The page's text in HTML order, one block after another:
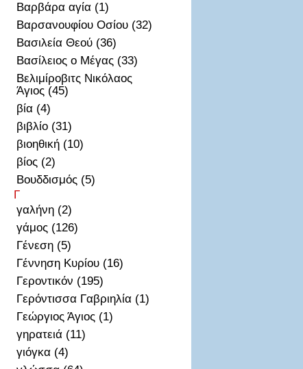
Βαρβάρα αγία (1)
Βαρσανουφίου Οσίου (32)
Βασιλεία Θεού (36)
Βασίλειος ο Μέγας (33)
Βελιμίροβιτς Νικόλαος
Άγιος (45)
βία (4)
βιβλίο (31)
βιοηθική (10)
βίος (2)
Βουδδισμός (5)
Γ
γαλήνη (2)
γάμος (126)
Γένεση (5)
Γέννηση Κυρίου (16)
Γεροντικόν (195)
Γερόντισσα Γαβριηλία (1)
Γεώργιος Άγιος (1)
γηρατειά (11)
γιόγκα (4)